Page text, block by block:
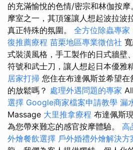
的充滿愉悅的色情/密宗和林伽按
摩室之一，其頂篷讓人想起波拉波
真正特殊的氛圍。 全方位除蟲專家
復推薦療程 苗栗地區專業徵信社
式裝潢風格，手工製作的日式牆壁
符號和武士刀，讓人想起日本優雅
居家打掃 您住在布達佩斯並希望
的放鬆嗎？ 處理外遇問題的專家
選擇 Google商家檔案申請教學 漏
Massage 大里推拿療程 布達佩斯
為您帶來難忘的感官按摩體驗。 高
外燴餐飲選擇 戶外婚禮外燴解決方